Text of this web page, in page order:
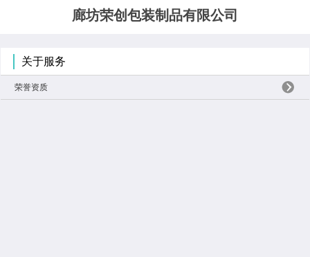
廊坊荣创包装制品有限公司
关于服务
荣誉资质